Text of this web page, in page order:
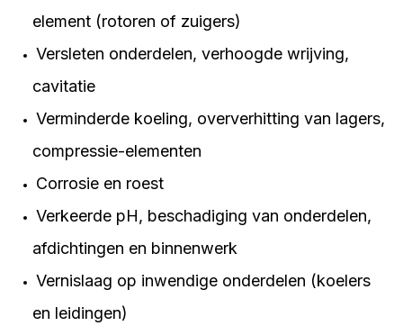
element (rotoren of zuigers)
Versleten onderdelen, verhoogde wrijving,
cavitatie
Verminderde koeling, oververhitting van lagers,
compressie-elementen
Corrosie en roest
Verkeerde pH, beschadiging van onderdelen,
afdichtingen en binnenwerk
Vernislaag op inwendige onderdelen (koelers
en leidingen)